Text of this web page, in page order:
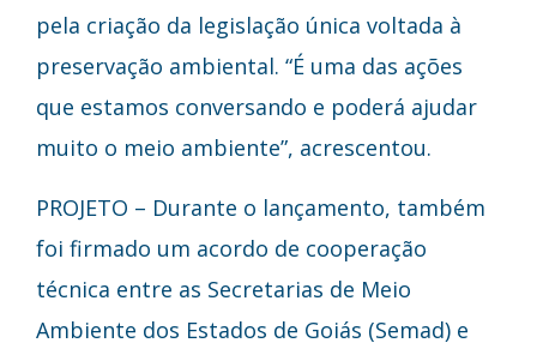
pela criação da legislação única voltada à
preservação ambiental. “É uma das ações
que estamos conversando e poderá ajudar
muito o meio ambiente”, acrescentou.
PROJETO – Durante o lançamento, também
foi firmado um acordo de cooperação
técnica entre as Secretarias de Meio
Ambiente dos Estados de Goiás (Semad) e